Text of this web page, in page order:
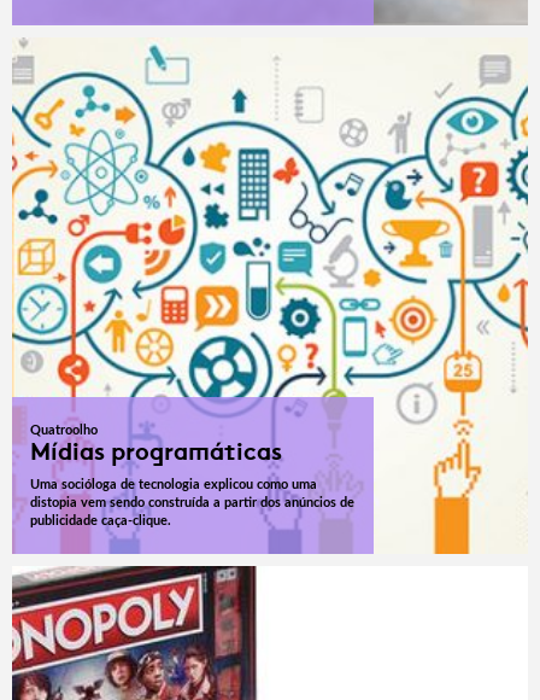
Quatroolho
Mídias programáticas
Uma socióloga de tecnologia explicou como uma
distopia vem sendo construída a partir dos anúncios de
publicidade caça-clique.